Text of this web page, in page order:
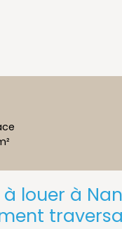
louer à